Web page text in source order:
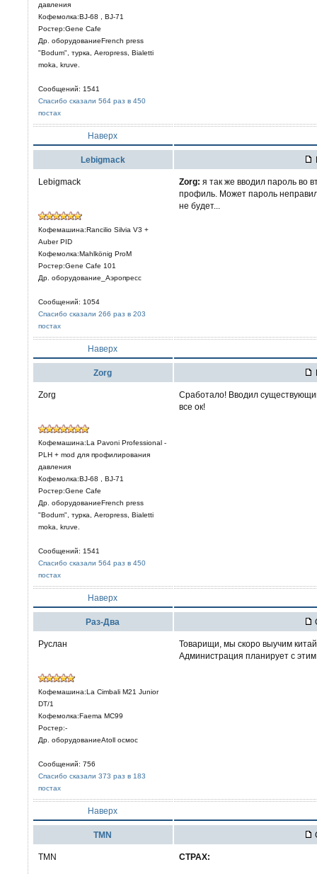
давления
Кофемолка:BJ-68 , BJ-71
Ростер:Gene Cafe
Др. оборудованиеFrench press
"Bodum", турка, Aeropress, Bialetti
moka, kruve.
Сообщений: 1541
Спасибо сказали 564 раз в 450
постах
Наверх
Lebigmack
Lebigmack
Кофемашина:Rancilio Silvia V3 +
Auber PID
Кофемолка:Mahlkönig ProM
Ростер:Gene Cafe 101
Др. оборудование_Аэропресс
Сообщений: 1054
Спасибо сказали 266 раз в 203
постах
Zorg: я так же вводил пароль во
профиль. Может пароль
не будет...
Наверх
Zorg
Zorg
Кофемашина:La Pavoni Professional -
PLH + mod для профилирования
давления
Кофемолка:BJ-68 , BJ-71
Ростер:Gene Cafe
Др. оборудованиеFrench press
"Bodum", турка, Aeropress, Bialetti
moka, kruve.
Сообщений: 1541
Спасибо сказали 564 раз в 450
постах
Сработало! Вводил
все ок!
Наверх
Раз-Два
Руслан
Кофемашина:La Cimbali M21 Junior
DT/1
Кофемолка:Faema MC99
Ростер:-
Др. оборудованиеAtoll осмос
Сообщений: 756
Спасибо сказали 373 раз в 183
постах
Товарищи, мы скоро выучим
Администрация планирует с
Наверх
TMN
TMN CTPAX: